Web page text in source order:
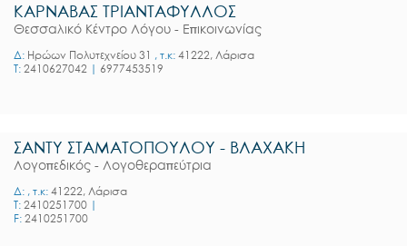
ΚΑΡΝΑΒΑΣ ΤΡΙΑΝΤΑΦΥΛΛΟΣ
Θεσσαλικό Κέντρο Λόγου - Επικοινωνίας
Δ: Ηρώων Πολυτεχνείου 31 , τ.κ: 41222, Λάρισα
T: 2410627042 | 6977453519
ΣΑΝΤΥ ΣΤΑΜΑΤΟΠΟΥΛΟΥ - ΒΛΑΧΑΚΗ
Λογοπεδικός - Λογοθεραπεύτρια
Δ: , τ.κ: 41222, Λάρισα
T: 2410251700 |
F: 2410251700